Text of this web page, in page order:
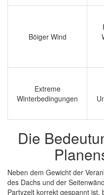
Böiger Wind
Extreme
Winterbedingungen
Die
Neben dem Gewicht der
des Dachs und der
Partyzelt korrekt gespannt